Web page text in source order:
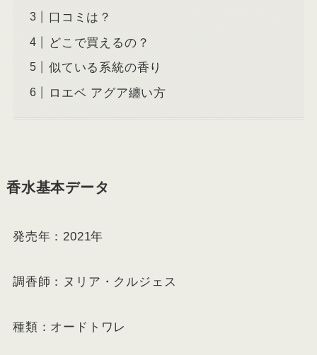
口コミは？
どこで買えるの？
似ている系統の香り
ロエベ アグア纏い方
香水基本データ
発売年：2021年
調香師：ヌリア・クルジェス
種類：オードトワレ